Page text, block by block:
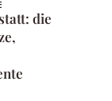
die